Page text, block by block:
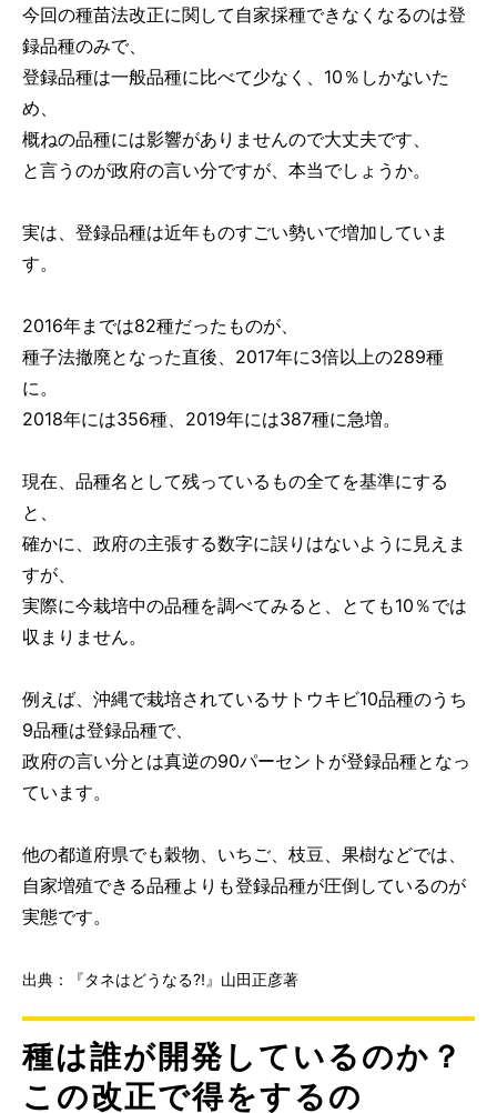
今回の種苗法改正に関して自家採種できなくなるのは登
録品種のみで、
登録品種は一般品種に比べて少なく、10％しかないた
め、
概ねの品種には影響がありませんので大丈夫です、
と言うのが政府の言い分ですが、本当でしょうか。
実は、登録品種は近年ものすごい勢いで増加していま
す。
2016年までは82種だったものが、
種子法撤廃となった直後、2017年に3倍以上の289種
に。
2018年には356種、2019年には387種に急増。
現在、品種名として残っているもの全てを基準にする
と、
確かに、政府の主張する数字に誤りはないように見えま
すが、
実際に今栽培中の品種を調べてみると、とても10％では
収まりません。
例えば、沖縄で栽培されているサトウキビ10品種のうち
9品種は登録品種で、
政府の言い分とは真逆の90パーセントが登録品種となっ
ています。
他の都道府県でも穀物、いちご、枝豆、果樹などでは、
自家増殖できる品種よりも登録品種が圧倒しているのが
実態です。
出典：『タネはどうなる⁈』山田正彦著
種は誰が開発しているのか？
この改正で得をするの